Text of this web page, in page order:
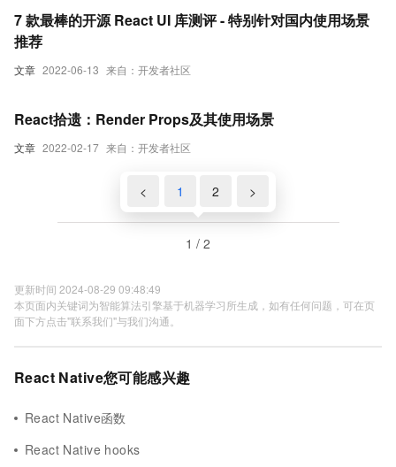
文章 2022-06-13 来自：开发者社区
7 款最棒的开源 React UI 库测评 - 特别针对国内使用场景
推荐
文章 2022-02-17 来自：开发者社区
React拾遗：Render Props及其使用场景
< 1 2 >
1 / 2
更新时间 2024-08-29 09:48:49
本页面内关键词为智能算法引擎基于机器学习所生成，如有任何问题，可在页
面下方点击"联系我们"与我们沟通。
React Native您可能感兴趣
React Native函数
React Native hooks